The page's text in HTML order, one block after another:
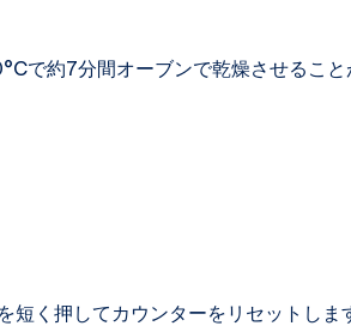
で約7分間オーブンで乾燥させること
短く押してカウンターをリセットしま